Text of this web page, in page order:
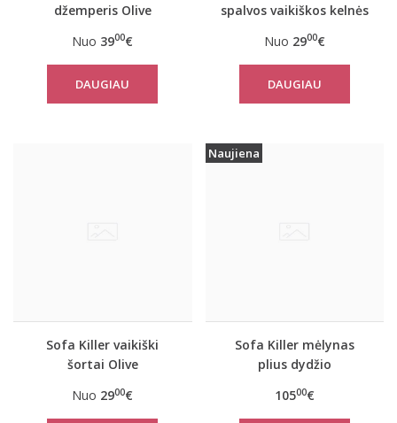
džemperis Olive
Nuo 3900€
DAUGIAU
spalvos vaikiškos kelnės
Nuo 2900€
DAUGIAU
Sofa Killer vaikiški
šortai Olive
Nuo 2900€
Naujiena
Sofa Killer mėlynas
plius dydžio
Stone
10500€